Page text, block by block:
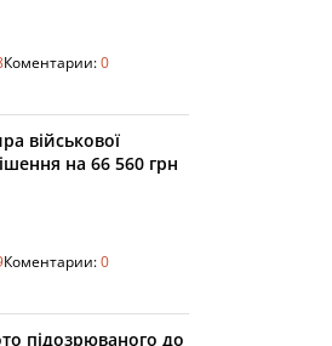
Коментарии:0
військової
на 66 560 грн
Коментарии:0
підозрюваного до